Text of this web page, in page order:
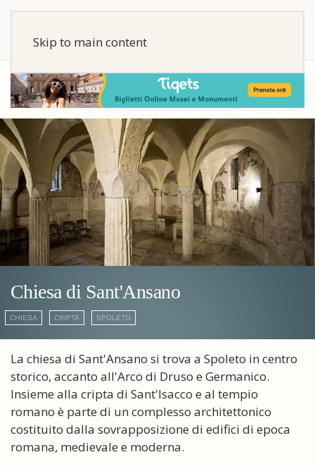
Skip to main content
Chiesa di Sant'Ansano
CHIESA CRIPTA SPOLETO
La chiesa di Sant'Ansano si trova a Spoleto in centro
storico, accanto all'Arco di Druso e Germanico.
Insieme alla cripta di Sant'Isacco e al tempio
romano è parte di un complesso architettonico
costituito dalla sovrapposizione di edifici di epoca
romana, medievale e moderna.